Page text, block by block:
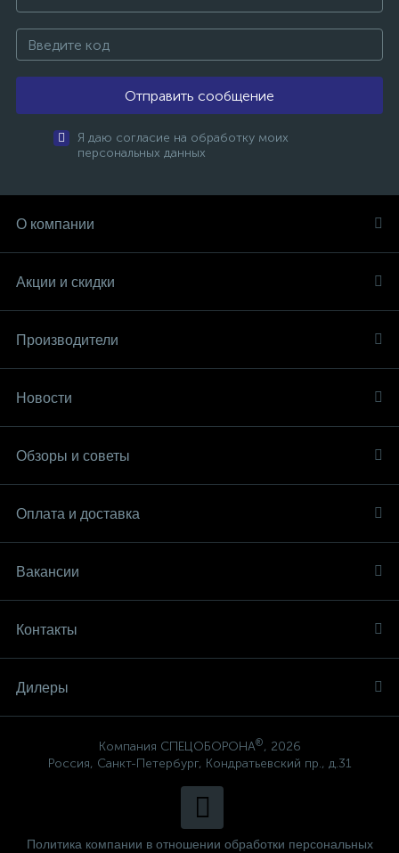
Отправить сообщение
Я даю согласие на обработку моих
персональных данных
О компании
Акции и скидки
Производители
Новости
Обзоры и советы
Оплата и доставка
Вакансии
Контакты
Дилеры
Компания СПЕЦОБОРОНА®, 2026
Россия, Санкт-Петербург, Кондратьевский пр., д.31
Политика компании в отношении обработки персональных